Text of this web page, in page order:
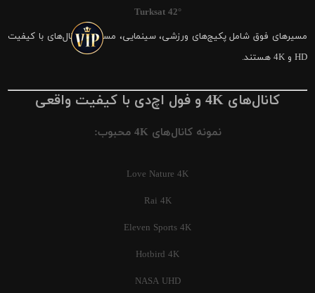
Turksat 42°
مسیرهای فوق شامل پکیج‌های ورزشی، سینمایی، مستند و کانال‌های با کیفیت
HD و 4K هستند.
کانال‌های 4K و فول اچ‌دی با کیفیت واقعی
نمونه کانال‌های 4K محبوب:
Love Nature 4K
Rai 4K
Eleven Sports 4K
Hotbird 4K
NASA UHD